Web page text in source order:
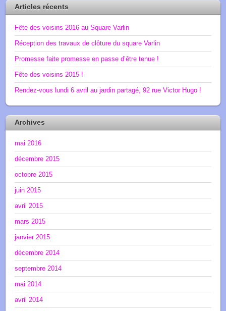
Articles récents
Fête des voisins 2016 au Square Varlin
Réception des travaux de clôture du square Varlin
Promesse faite promesse en passe d’être tenue !
Fête des voisins 2015 !
Rendez-vous lundi 6 avril au jardin partagé, 92 rue Victor Hugo !
Archives
mai 2016
décembre 2015
octobre 2015
juin 2015
avril 2015
mars 2015
janvier 2015
décembre 2014
septembre 2014
mai 2014
avril 2014